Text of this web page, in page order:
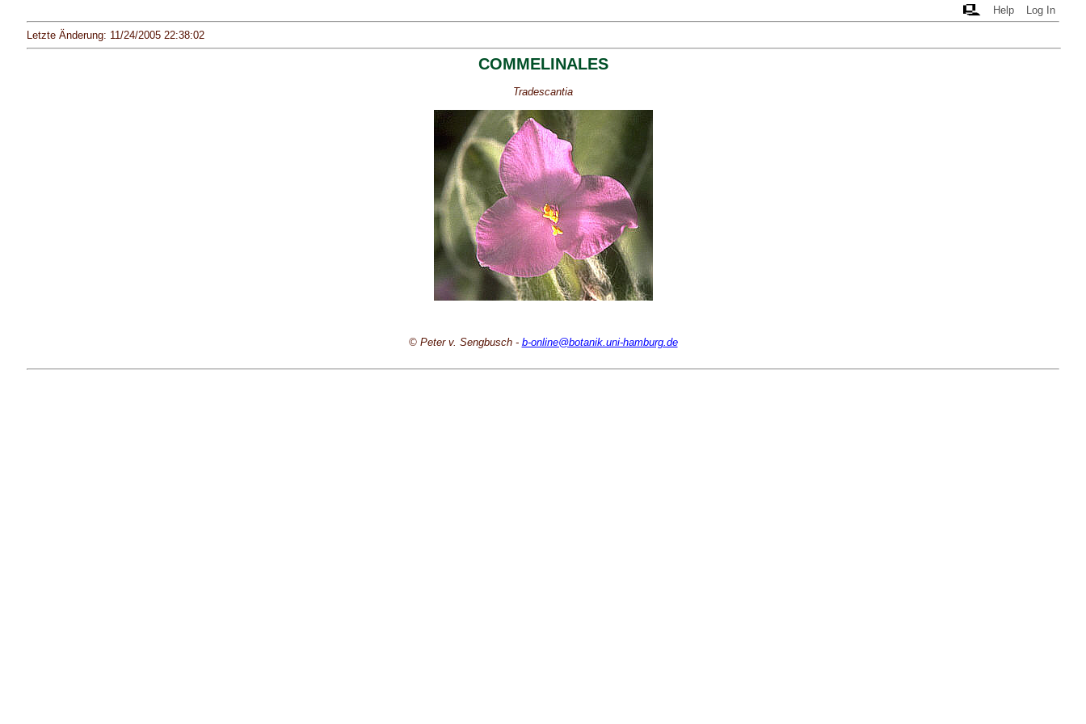
Help Log In
Letzte Änderung: 11/24/2005 22:38:02
COMMELINALES
Tradescantia
© Peter v. Sengbusch - b-online@botanik.uni-hamburg.de